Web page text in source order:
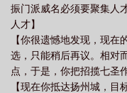
振门派威名必须要聚集人
人才】
【你很遗憾地发现，现在
选，只能稍后再议。相对
点，于是，你把招揽七圣
【现在你抵达扬州城，